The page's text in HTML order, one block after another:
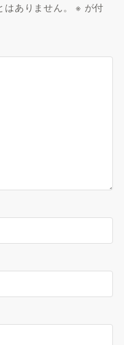
ありません。 ※ が付